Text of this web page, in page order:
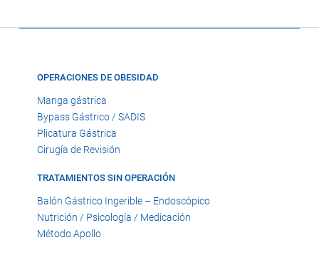
OPERACIONES DE OBESIDAD
Manga gástrica
Bypass Gástrico / SADIS
Plicatura Gástrica
Cirugía de Revisión
TRATAMIENTOS SIN OPERACIÓN
Balón Gástrico Ingerible – Endoscópico
Nutrición / Psicología / Medicación
Método Apollo